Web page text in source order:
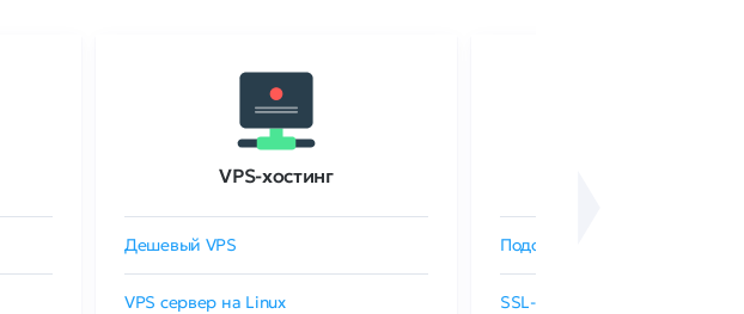
VPS-хостинг
Дешевый VPS
VPS сервер на Linux
Подобрать SSL-сертификат
SSL-сертификаты GlobalSign